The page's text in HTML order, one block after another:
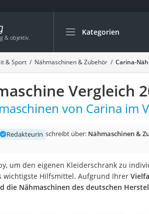
Kategorien
Die beliebtesten
Freizeit & Sport
Gartentrampolin
Trampolin
Metalldetektor
Trampolin 366 cm
Aluminium-Koffer
Futterboot
& Sport Nähmaschinen & Zubehör Carina-
Vergleich
von Carina im
Redakteurin schreibt über: Nähmaschinen &
um den eigenen Kleiderschrank zu
wichtigste Hilfsmittel. Aufgrund Ihrer
die Nähmaschinen des deutschen